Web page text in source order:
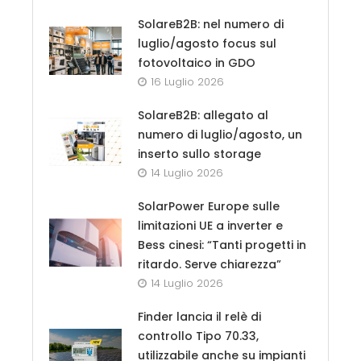
SolareB2B: nel numero di
luglio/agosto focus sul
fotovoltaico in GDO
16 Luglio 2026
SolareB2B: allegato al
numero di luglio/agosto, un
inserto sullo storage
14 Luglio 2026
SolarPower Europe sulle
limitazioni UE a inverter e
Bess cinesi: “Tanti progetti in
ritardo. Serve chiarezza”
14 Luglio 2026
Finder lancia il relè di
controllo Tipo 70.33,
utilizzabile anche su impianti